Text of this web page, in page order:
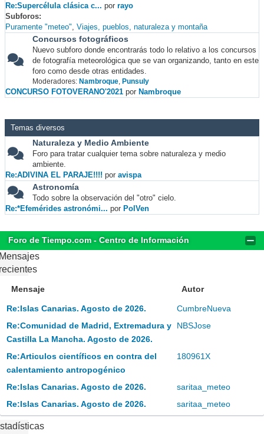
Re:Supercélula clásica c... por rayo
Subforos
Puramente "meteo" Viajes, pueblos, naturaleza y montaña
Concursos fotográficos
Nuevo subforo donde encontrarás todo lo relativo a los concursos
de fotografía meteorológica que se van organizando, tanto en este
foro como desde otras entidades.
Moderadores: Nambroque, Punsuly
CONCURSO FOTOVERANO'2021 por Nambroque
Temas diversos
Naturaleza y Medio Ambiente
Foro para tratar cualquier tema sobre naturaleza y medio
ambiente.
Re:ADIVINA EL PARAJE!!!! por avispa
Astronomía
Todo sobre la observación del "otro" cielo.
Re:*Efemérides astronómi... por PolVen
Foro de Tiempo.com - Centro de Información
Mensaje Autor
Re:Islas Canarias. Agosto de 2026.
CumbreNueva
Re:Comunidad de Madrid, Extremadura y
Castilla La Mancha. Agosto de 2026.
NBSJose
Re:Articulos científicos en contra del
calentamiento antropogénico
180961X
Re:Islas Canarias. Agosto de 2026.
saritaa_meteo
Re:Islas Canarias. Agosto de 2026.
saritaa_meteo